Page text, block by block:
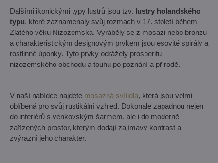
Dalšími ikonickými typy lustrů jsou tzv. lustry holandského
typu, které zaznamenaly svůj rozmach v 17. století během
Zlatého věku Nizozemska. Vyráběly se z mosazi nebo bronzu
a charakteristickým designovým prvkem jsou esovité spirály a
rostlinné úponky. Tyto prvky odrážely prosperitu
nizozemského obchodu a touhu po poznání a přírodě.
V naší nabídce najdete mosazná svítidla, která jsou velmi
oblíbená pro svůj rustikální vzhled. Dokonale zapadnou nejen
do interiérů s venkovským šarmem, ale i do moderně
zařízených prostor, kterým dodají zajímavý kontrast a
zvýrazní jeho charakter.